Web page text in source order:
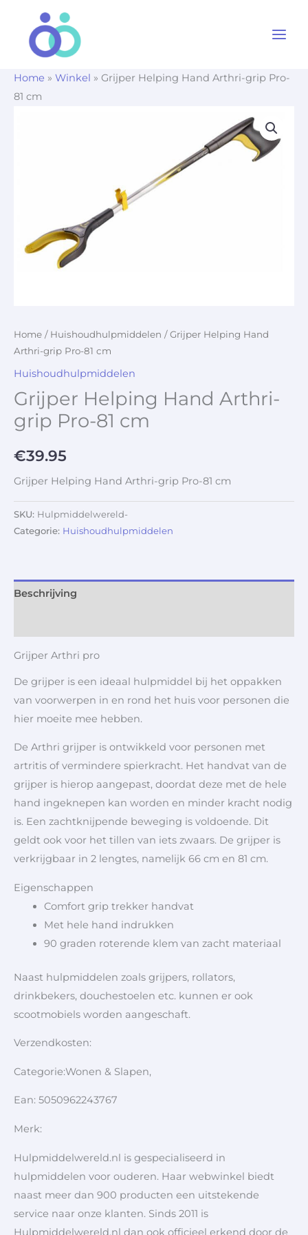
Home » Winkel » Grijper Helping Hand Arthri-grip Pro-
81 cm
Home / Huishoudhulpmiddelen / Grijper Helping Hand
Arthri-grip Pro-81 cm
Huishoudhulpmiddelen
Grijper Helping Hand Arthri-
grip Pro-81 cm
€39.95
Grijper Helping Hand Arthri-grip Pro-81 cm
SKU: Hulpmiddelwereld-
Categorie: Huishoudhulpmiddelen
Beschrijving
Grijper Arthri pro
De grijper is een ideaal hulpmiddel bij het oppakken
van voorwerpen in en rond het huis voor personen die
hier moeite mee hebben.
De Arthri grijper is ontwikkeld voor personen met
artritis of vermindere spierkracht. Het handvat van de
grijper is hierop aangepast, doordat deze met de hele
hand ingeknepen kan worden en minder kracht nodig
is. Een zachtknijpende beweging is voldoende. Dit
geldt ook voor het tillen van iets zwaars. De grijper is
verkrijgbaar in 2 lengtes, namelijk 66 cm en 81 cm.
Eigenschappen
Comfort grip trekker handvat
Met hele hand indrukken
90 graden roterende klem van zacht materiaal
Naast hulpmiddelen zoals grijpers, rollators,
drinkbekers, douchestoelen etc. kunnen er ook
scootmobiels worden aangeschaft.
Verzendkosten:
Categorie:Wonen & Slapen,
Ean: 5050962243767
Merk:
Hulpmiddelwereld.nl is gespecialiseerd in
hulpmiddelen voor ouderen. Haar webwinkel biedt
naast meer dan 900 producten een uitstekende
service naar onze klanten. Sinds 2011 is
Hulpmiddelwereld.nl dan ook officieel erkend door de